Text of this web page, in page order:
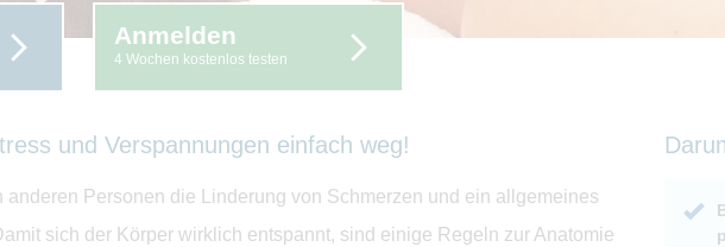
Anmelden
4 Wochen kostenlos testen
und Verspannungen einfach weg!
anderen Personen die Linderung von Schmerzen und ein allgemeines
sich der Körper wirklich entspannt, sind einige Regeln zur Anatomie